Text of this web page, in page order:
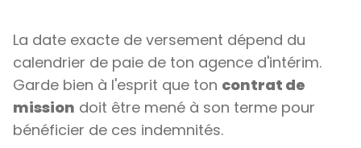
La date exacte de versement dépend du
calendrier de paie de ton agence d'intérim.
Garde bien à l'esprit que ton contrat de
mission doit être mené à son terme pour
bénéficier de ces indemnités.